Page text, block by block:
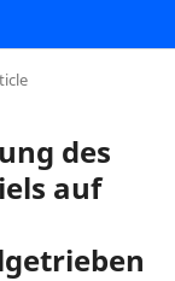
des
auf